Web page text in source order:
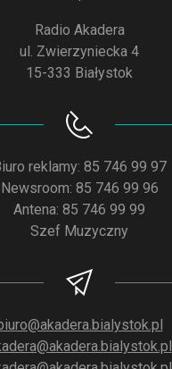
Radio Akadera
ul. Zwierzyniecka 4
15-333 Białystok
reklamy: 85 746 99 97
Newsroom: 85 746 99 96
Antena: 85 746 99 99
Szef Muzyczny